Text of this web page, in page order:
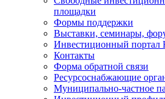
площадки
Формы поддержки
Выставки, семинары,
Инвестиционный портал
Контакты
Форма обратной связи
Ресурсоснабжающие
Муниципально-частное